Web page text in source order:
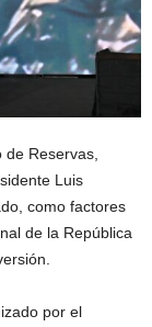
Reservas,
Luis
como factores
de la República
por el